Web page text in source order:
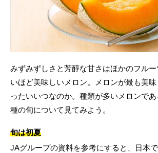
みずみずしさと芳醇な甘さはほかのフル
いほど美味しいメロン。メロンが最も美
ったいいつなのか。種類が多いメロンで
種の旬について見てみよう。
旬は初夏
JAグループの資料を参考にすると、日本